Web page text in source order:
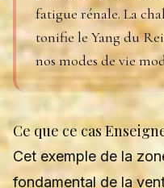
fatigue rénale. La
tonifie le Yang du
nos modes de vie
Ce que ce cas
Cet exemple de la
fondamental de la